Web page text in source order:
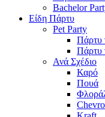
Bachelor
Είδη Πάρτυ
Pet Party
Πάρτυ
Πάρτυ
Ανά Σχέδιο
Καρό
Πουά